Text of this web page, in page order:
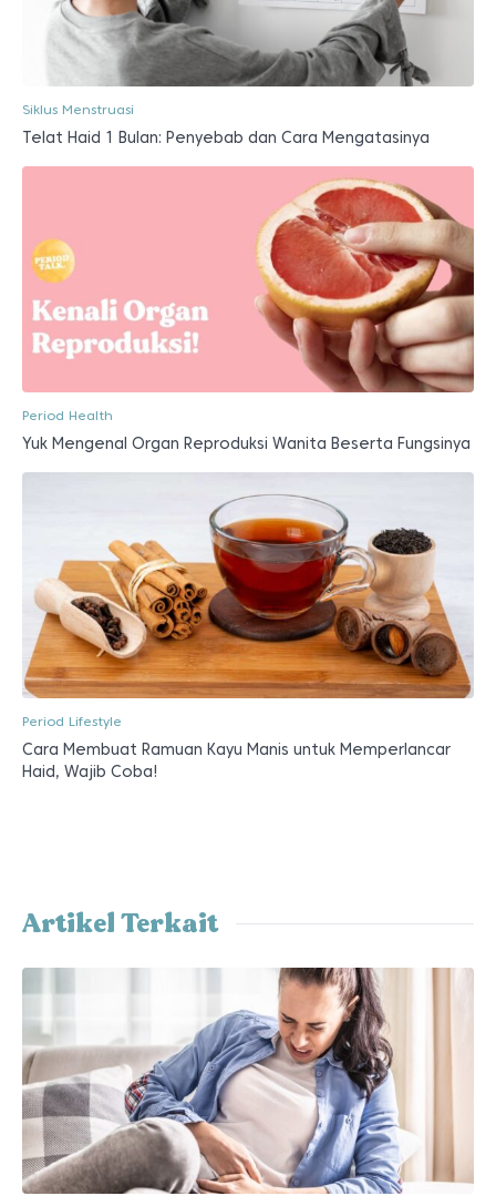
Siklus Menstruasi
Telat Haid 1 Bulan: Penyebab dan Cara Mengatasinya
Period Health
Yuk Mengenal Organ Reproduksi Wanita Beserta Fungsinya
Period Lifestyle
Cara Membuat Ramuan Kayu Manis untuk Memperlancar
Haid, Wajib Coba!
Artikel Terkait